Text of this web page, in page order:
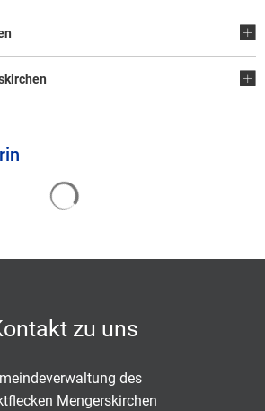
zu uns
des
Mengerskirchen